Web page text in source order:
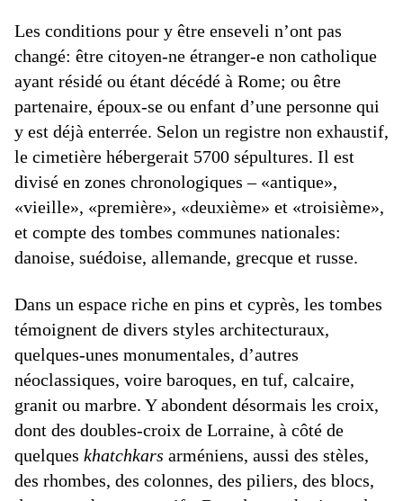
Les conditions pour y être enseveli n’ont pas
changé: être citoyen-ne étranger-e non catholique
ayant résidé ou étant décédé à Rome; ou être
partenaire, époux-se ou enfant d’une personne qui
y est déjà enterrée. Selon un registre non exhaustif,
le cimetière hébergerait 5700 sépultures. Il est
divisé en zones chronologiques – «antique»,
«vieille», «première», «deuxième» et «troisième»,
et compte des tombes communes nationales:
danoise, suédoise, allemande, grecque et russe.
Dans un espace riche en pins et cyprès, les tombes
témoignent de divers styles architecturaux,
quelques-unes monumentales, d’autres
néoclassiques, voire baroques, en tuf, calcaire,
granit ou marbre. Y abondent désormais les croix,
dont des doubles-croix de Lorraine, à côté de
quelques khatchkars arméniens, aussi des stèles,
des rhombes, des colonnes, des piliers, des blocs,